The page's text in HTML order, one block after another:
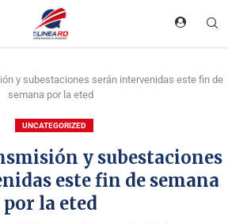
y subestaciones serán intervenidas este fin de
semana por la eted
UNCATEGORIZED
y subestaciones
este fin de semana
por la eted